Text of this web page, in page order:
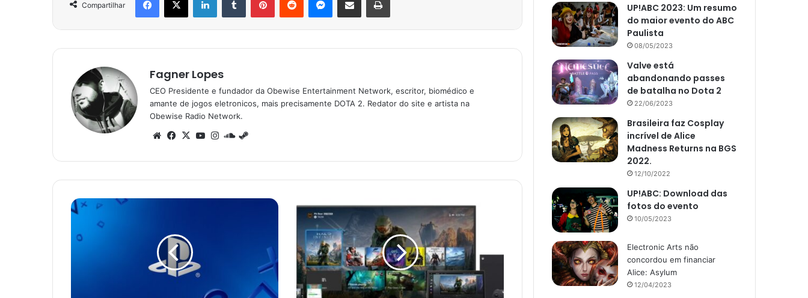
Compartilhar
Fagner Lopes
CEO Presidente e fundador da Obewise Entertainment Network, escritor, biomédico e
amante de jogos eletronicos, mais precisamente DOTA 2. Redator do site e artista na
Obewise Radio Network.
WebsiteFacebook
X YouTube
Instagram
SoundCloud
Se
arrependeu?
apaga
Xbox
anuncia
novos
recursos:
gamertags
maiores,
conquistas
clássicas
UP!ABC 2023: Um resumo
do maior evento do ABC
Paulista
08/05/2023
Valve está
abandonando passes
de batalha no Dota 2
22/06/2023
Brasileira faz Cosplay
incrível de Alice
Madness Returns na BGS
2022.
12/10/2022
UP!ABC: Download das
fotos do evento
10/05/2023
Electronic Arts não
concordou em financiar
Alice: Asylum
12/04/2023